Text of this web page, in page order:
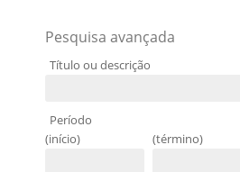
Pesquisa avançada
Título ou descrição
Período
(início)
(término)